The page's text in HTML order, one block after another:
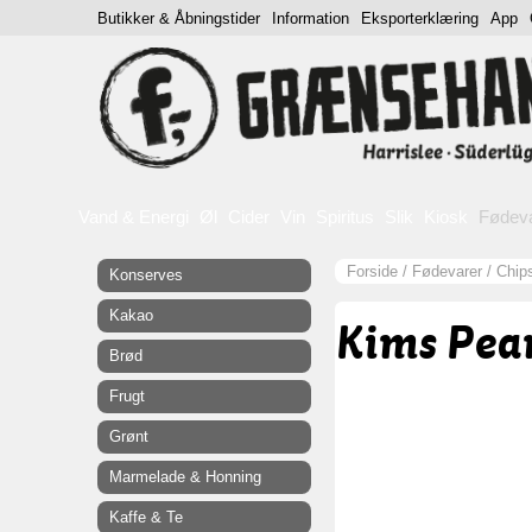
Forside / Fødevarer /
Kims
Konserves
Kakao
Brød
Frugt
Grønt
Marmelade & Honning
Kaffe & Te
Butikker & Åbningstider Information Eksporterklæring App